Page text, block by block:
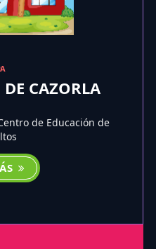
CAZORLA
de Educación de